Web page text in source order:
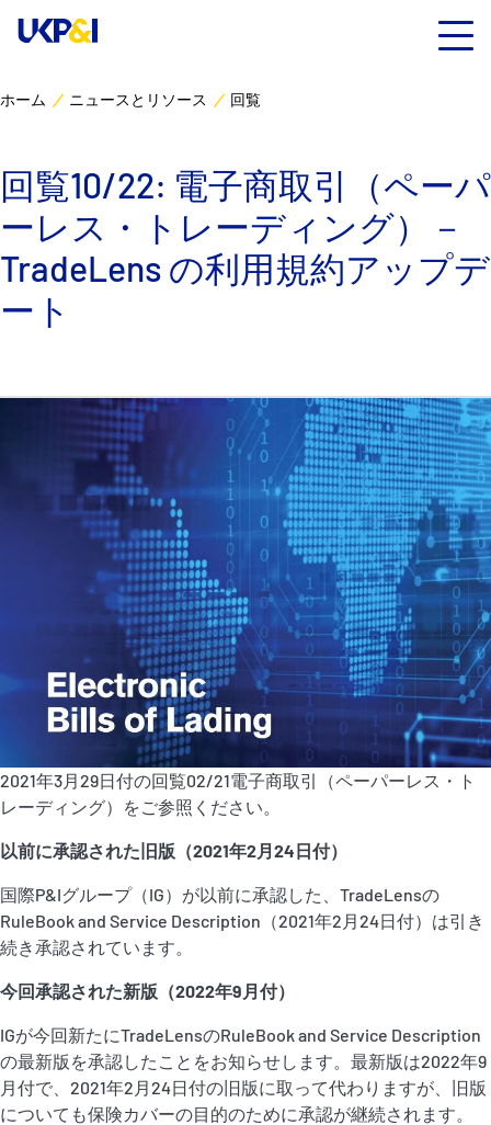
P&I Emergency Contacts
Fixed P&I Emergency Contacts
加入船検索
Rules
コレスポンデンツ
English 日本語
リスクマネジメント
Industry Expertise
ニュースとリソース
コンタクト
ホーム ニュースとリソース 回覧
回覧10/22: 電子商取引（ペーパ
ーレス・トレーディング）－
TradeLens の利用規約アップデ
ート
2021年3月29日付の回覧02/21電子商取引（ペーパーレス・ト
レーディング）をご参照ください。
以前に承認された旧版（2021年2月24日付）
国際P&Iグループ（IG）が以前に承認した、TradeLensの
RuleBook and Service Description（2021年2月24日付）は引き
続き承認されています。
今回承認された新版（2022年9月付）
IGが今回新たにTradeLensのRuleBook and Service Description
の最新版を承認したことをお知らせします。最新版は2022年9
月付で、2021年2月24日付の旧版に取って代わりますが、旧版
についても保険カバーの目的のために承認が継続されます。